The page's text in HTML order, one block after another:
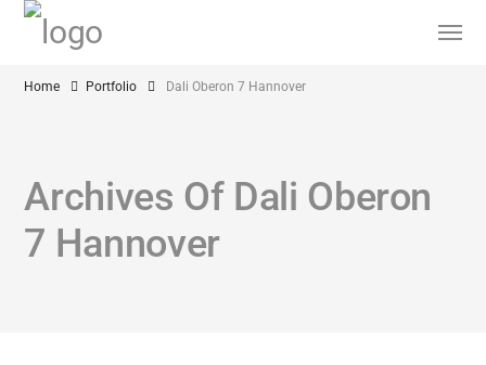
Home Portfolio Dali Oberon 7 Hannover
Archives Of Dali Oberon
7 Hannover